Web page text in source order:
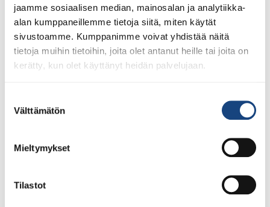
jaamme sosiaalisen median, mainosalan ja analytiikka-
alan kumppaneillemme tietoja siitä, miten käytät
sivustoamme. Kumppanimme voivat yhdistää näitä
tietoja muihin tietoihin, joita olet antanut heille tai joita on
kerätty, kun olet käyttänyt heidän palvelujaan.
valinta
Välttämätön
Mieltymykset
Tilastot
Tuomariraportti Swedish A-Judo/VI